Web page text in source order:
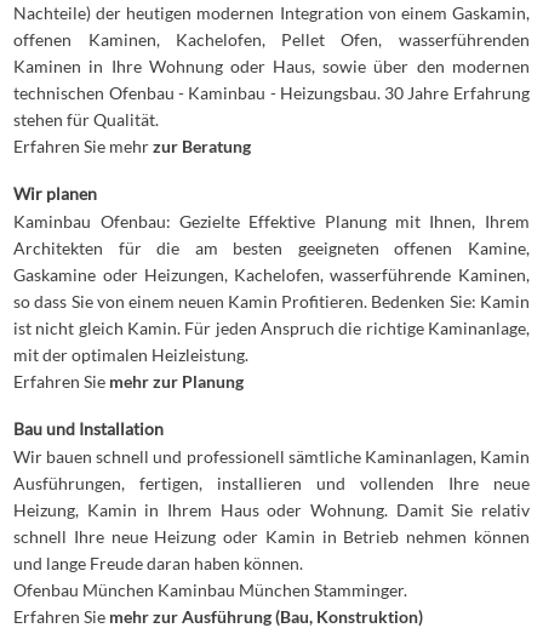
Nachteile) der heutigen modernen Integration von einem Gaskamin,
offenen Kaminen, Kachelofen, Pellet Ofen, wasserführenden
Kaminen in Ihre Wohnung oder Haus, sowie über den modernen
technischen Ofenbau - Kaminbau - Heizungsbau. 30 Jahre Erfahrung
stehen für Qualität.
Erfahren Sie mehrzur Beratung
Wir planen
Kaminbau Ofenbau: Gezielte Effektive Planung mit Ihnen, Ihrem
Architekten für die am besten geeigneten offenen Kamine,
Gaskamine oder Heizungen, Kachelofen, wasserführende Kaminen,
so dass Sie von einem neuen Kamin Profitieren. Bedenken Sie: Kamin
ist nicht gleich Kamin. Für jeden Anspruch die richtige Kaminanlage,
mit der optimalen Heizleistung.
Erfahren Sie mehr zur Planung
Bau und Installation
Wir bauen schnell und professionell sämtliche Kaminanlagen, Kamin
Ausführungen, fertigen, installieren und vollenden Ihre neue
Heizung, Kamin in Ihrem Haus oder Wohnung. Damit Sie relativ
schnell Ihre neue Heizung oder Kamin in Betrieb nehmen können
und lange Freude daran haben können.
Ofenbau München Kaminbau München Stamminger.
Erfahren Sie mehr zur Ausführung (Bau, Konstruktion)